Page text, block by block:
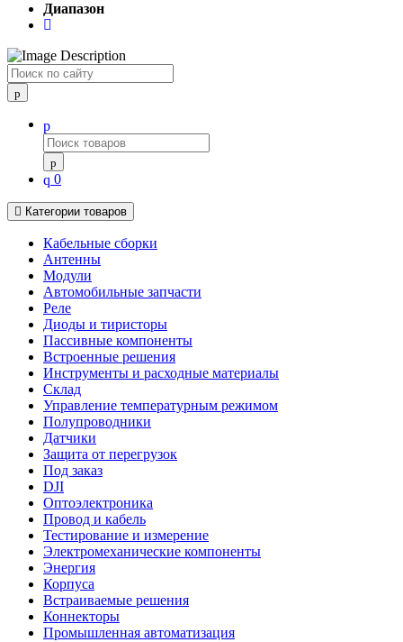
Диапазон
Поиск
0
Категории товаров
Кабельные сборки
Антенны
Модули
Автомобильные запчасти
Реле
Диоды и тиристоры
Пассивные компоненты
Встроенные решения
Инструменты и расходные материалы
Склад
Управление температурным режимом
Полупроводники
Датчики
Защита от перегрузок
Под заказ
DJI
Оптоэлектроника
Провод и кабель
Тестирование и измерение
Электромеханические компоненты
Энергия
Корпуса
Встраиваемые решения
Коннекторы
Промышленная автоматизация